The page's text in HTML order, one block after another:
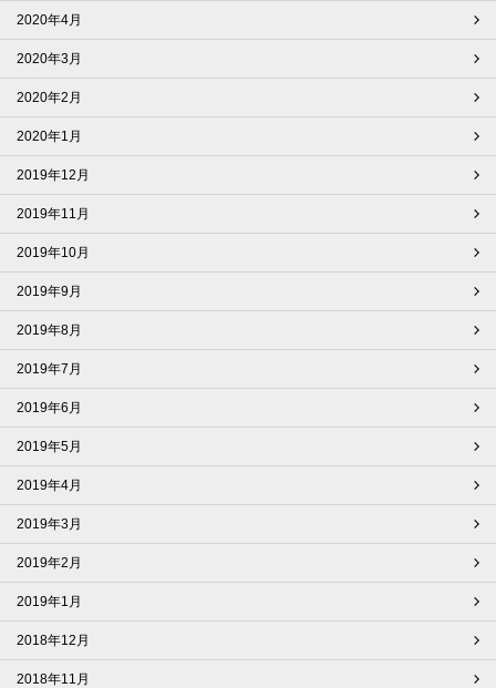
2020年4月
2020年3月
2020年2月
2020年1月
2019年12月
2019年11月
2019年10月
2019年9月
2019年8月
2019年7月
2019年6月
2019年5月
2019年4月
2019年3月
2019年2月
2019年1月
2018年12月
2018年11月